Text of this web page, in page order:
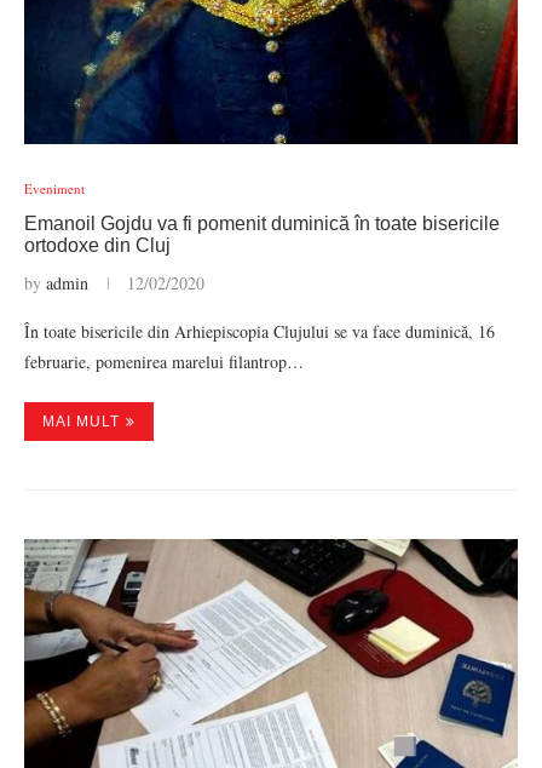
Eveniment
Emanoil Gojdu va fi pomenit duminică în toate bisericile
ortodoxe din Cluj
by admin 12/02/2020
În toate bisericile din Arhiepiscopia Clujului se va face duminică, 16
februarie, pomenirea marelui filantrop…
MAI MULT